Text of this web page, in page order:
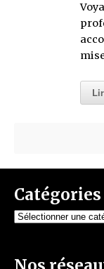
Catégories
Catégories